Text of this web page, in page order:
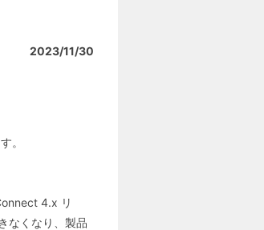
2023/11/30
。
4.x リ
なくなり、製品